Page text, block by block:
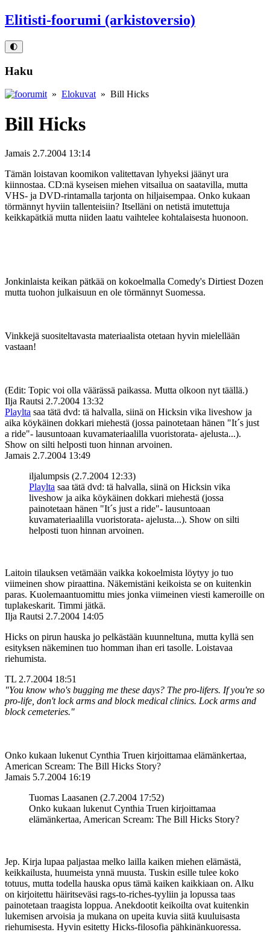
Elitisti-foorumi (arkistoversio)
🌓
Haku
» Elokuvat » Bill Hicks
Bill Hicks
Jamais 2.7.2004 13:14
Tämän loistavan koomikon valitettavan lyhyeksi jäänyt ura
kiinnostaa. CD:nä kyseisen miehen vitsailua on saatavilla, mutta
VHS- ja DVD-rintamalla tarjonta on hiljaisempaa. Onko kukaan
törmännyt hyviin tallenteisiin? Itselläni on netistä imutettuja
keikkapätkiä mutta niiden laatu vaihtelee kohtalaisesta huonoon.
Jonkinlaista keikan pätkää on kokoelmalla Comedy's Dirtiest Dozen
mutta tuohon julkaisuun en ole törmännyt Suomessa.
Vinkkejä suositeltavasta materiaalista otetaan hyvin mielellään
vastaan!
(Edit: Topic voi olla väärässä paikassa. Mutta olkoon nyt täällä.)
Ilja Rautsi 2.7.2004 13:32
Playlta saa tätä dvd: tä halvalla, siinä on Hicksin vika liveshow ja
aika köykäinen dokkari miehestä (jossa painotetaan hänen "It´s just
a ride"- lausuntoaan kuvamateriaalilla vuoristorata- ajelusta...).
Show on silti helposti tuon hinnan arvoinen.
Jamais 2.7.2004 13:49
iljalumpsis (2.7.2004 12:33)
Playlta saa tätä dvd: tä halvalla, siinä on Hicksin vika
liveshow ja aika köykäinen dokkari miehestä (jossa
painotetaan hänen "It´s just a ride"- lausuntoaan
kuvamateriaalilla vuoristorata- ajelusta...). Show on silti
helposti tuon hinnan arvoinen.
Laitoin tilauksen vetämään vaikka kokoelmista löytyy jo tuo
viimeinen show piraattina. Näkemistäni keikoista se on kuitenkin
paras. Kuolemaantuomittu mies jonka viimeinen viesti kameroille on
tuplakeskarit. Timmi jätkä.
Ilja Rautsi 2.7.2004 14:05
Hicks on pirun hauska jo pelkästään kuunneltuna, mutta kyllä sen
esityksen näkeminen tuo homman ihan eri tasolle. Loistavaa
riehumista.
TL 2.7.2004 18:51
"You know who's bugging me these days? The pro-lifers. If you're so
pro-life, don't lock arms and block medical clinics. Lock arms and
block cemeteries."
Onko kukaan lukenut Cynthia Truen kirjoittamaa elämänkertaa,
American Scream: The Bill Hicks Story?
Jamais 5.7.2004 16:19
Tuomas Laasanen (2.7.2004 17:52)
Onko kukaan lukenut Cynthia Truen kirjoittamaa
elämänkertaa, American Scream: The Bill Hicks Story?
Jep. Kirja lupaa paljastaa melko lailla kaiken miehen elämästä,
keikkailusta, huumeista ynnä muusta. Tuskin esille tulee koko
totuus, mutta todella hauska opus tämä kaiken kaikkiaan on. Alku
on kirjoitettu häiritseväsi rags-to-riches-tyyliin ja lopussa taas
painotetaan traagista loppua. Anekdootit keikoilta ovat kuitenkin
lukemisen arvoisia ja mukana on upeita kuvia siitä kuuluisasta
riehumisesta. Hyvin esitetty Hicks-filosofia pähkinänkuoressa.